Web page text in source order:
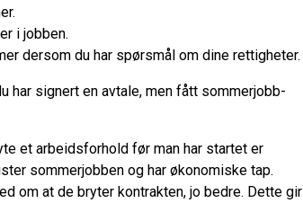
i jobben.
dersom du har spørsmål om dine rettigheter.
har signert en avtale, men fått sommerjobb-
et arbeidsforhold før man har startet er
sommerjobben og har økonomiske tap.
om at de bryter kontrakten, jo bedre. Dette gir